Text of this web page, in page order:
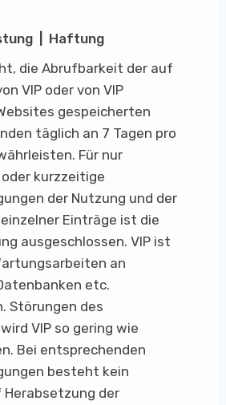
| Haftung
die Abrufbarkeit der auf
VIP oder von VIP
gespeicherten
täglich an 7 Tagen pro
Für nur
kurzzeitige
der Nutzung und der
Einträge ist die
ausgeschlossen. VIP ist
an
etc.
Störungen des
VIP so gering wie
Bei entsprechenden
besteht kein
Herabsetzung der